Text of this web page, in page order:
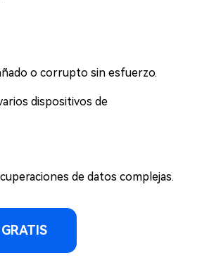
o corrupto sin esfuerzo.
dispositivos de
de datos complejas.